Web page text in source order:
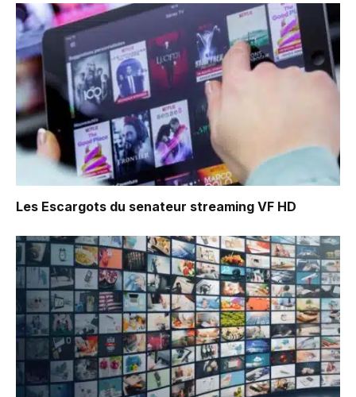
Les Escargots du senateur streaming VF HD